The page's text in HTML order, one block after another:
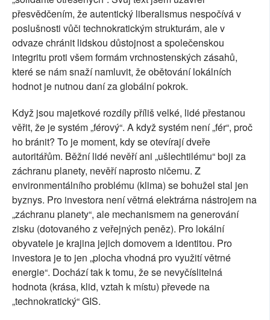
přesvědčením, že autentický liberalismus nespočívá v
poslušnosti vůči technokratickým strukturám, ale v
odvaze chránit lidskou důstojnost a společenskou
integritu proti všem formám vrchnostenských zásahů,
které se nám snaží namluvit, že obětování lokálních
hodnot je nutnou daní za globální pokrok.
Když jsou majetkové rozdíly příliš velké, lidé přestanou
věřit, že je systém „férový“. A když systém není „fér“, proč
ho bránit? To je moment, kdy se otevírají dveře
autoritářům. Běžní lidé nevěří ani „ušlechtilému“ boji za
záchranu planety, nevěří naprosto ničemu. Z
environmentálního problému (klima) se bohužel stal jen
byznys. Pro investora není větrná elektrárna nástrojem na
„záchranu planety“, ale mechanismem na generování
zisku (dotovaného z veřejných peněz). Pro lokální
obyvatele je krajina jejich domovem a identitou. Pro
investora je to jen „plocha vhodná pro využití větrné
energie“. Dochází tak k tomu, že se nevyčíslitelná
hodnota (krása, klid, vztah k místu) převede na
„technokratický“ GIS.